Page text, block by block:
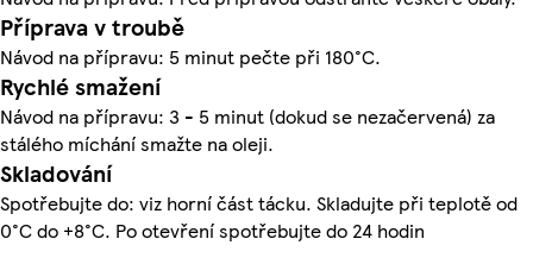
Příprava v troubě
Návod na přípravu: 5 minut pečte při 180°C.
Rychlé smažení
Návod na přípravu: 3 - 5 minut (dokud se nezačervená) za
stálého míchání smažte na oleji.
Skladování
Spotřebujte do: viz horní část tácku. Skladujte při teplotě od
0°C do +8°C. Po otevření spotřebujte do 24 hodin